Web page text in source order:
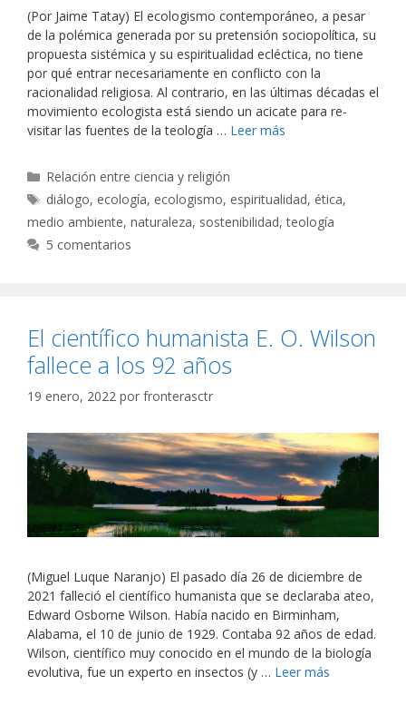
(Por Jaime Tatay) El ecologismo contemporáneo, a pesar
de la polémica generada por su pretensión sociopolítica, su
propuesta sistémica y su espiritualidad ecléctica, no tiene
por qué entrar necesariamente en conflicto con la
racionalidad religiosa. Al contrario, en las últimas décadas el
movimiento ecologista está siendo un acicate para re-
visitar las fuentes de la teología … Leer más
Categorías
Relación entre ciencia y religión
Etiquetas
diálogo, ecología, ecologismo, espiritualidad, ética,
medio ambiente, naturaleza, sostenibilidad,teología
5 comentarios
El científico humanista E. O. Wilson
fallece a los 92 años
19 enero, 2022 por fronterasctr
(Miguel Luque Naranjo) El pasado día 26 de diciembre de
2021 falleció el científico humanista que se declaraba ateo,
Edward Osborne Wilson. Había nacido en Birminham,
Alabama, el 10 de junio de 1929. Contaba 92 años de edad.
Wilson, científico muy conocido en el mundo de la biología
evolutiva, fue un experto en insectos (y … Leer más